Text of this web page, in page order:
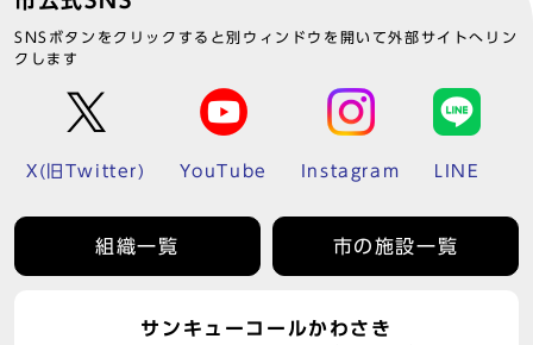
SNSボタンをクリックすると別ウィンドウを開いて外部サイトへリン
クします
X(旧Twitter) YouTube Instagram LINE
組織一覧 市の施設一覧
サンキューコールかわさき